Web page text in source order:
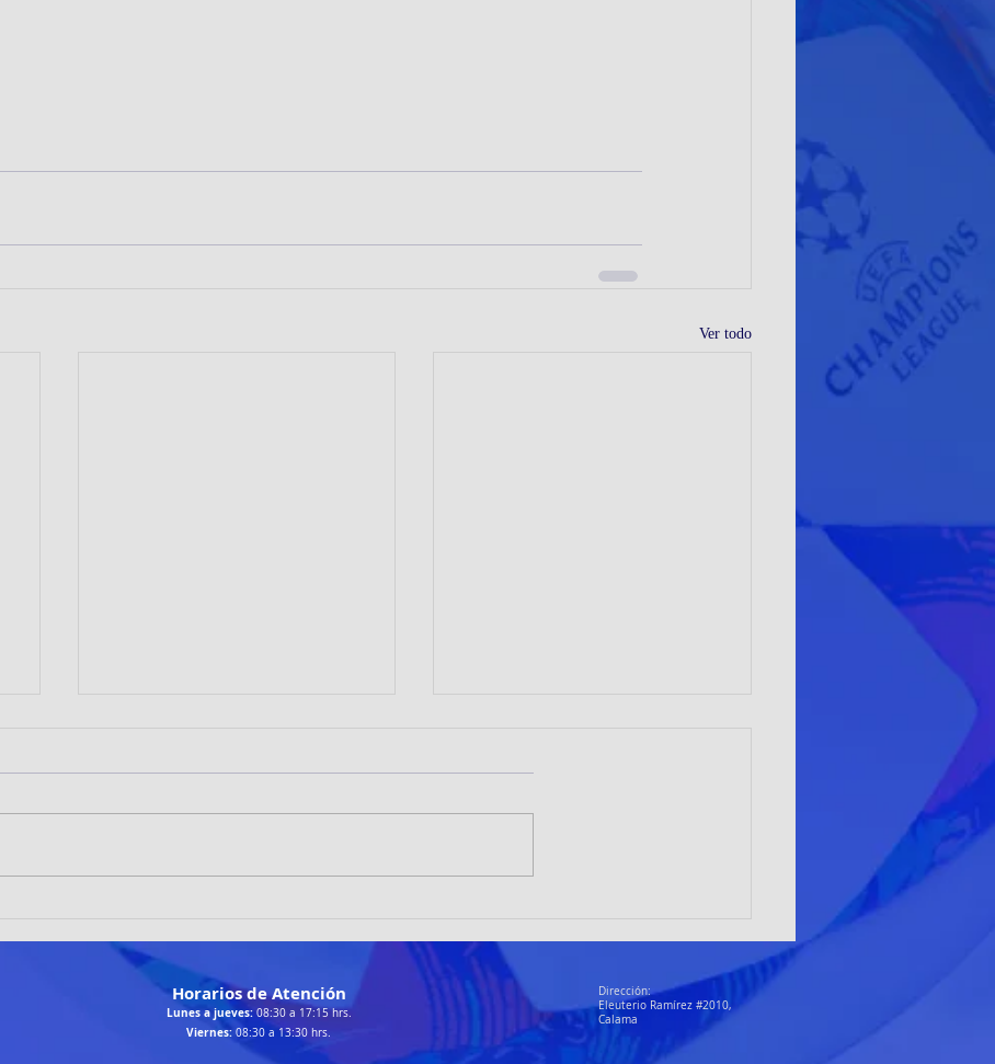
Ver todo
DESTACAN EN LA RUTA
CHANGA 2026 DE TALTAL
brillan en Vallenar y proyectan a
Calama como sede nacional
Horarios de Atención
Lunes a jueves:08:30 a 17:15 hrs.
Viernes: 08:30 a 13:30 hrs.
Dirección:
Eleuterio Ramírez #2010,
Calama